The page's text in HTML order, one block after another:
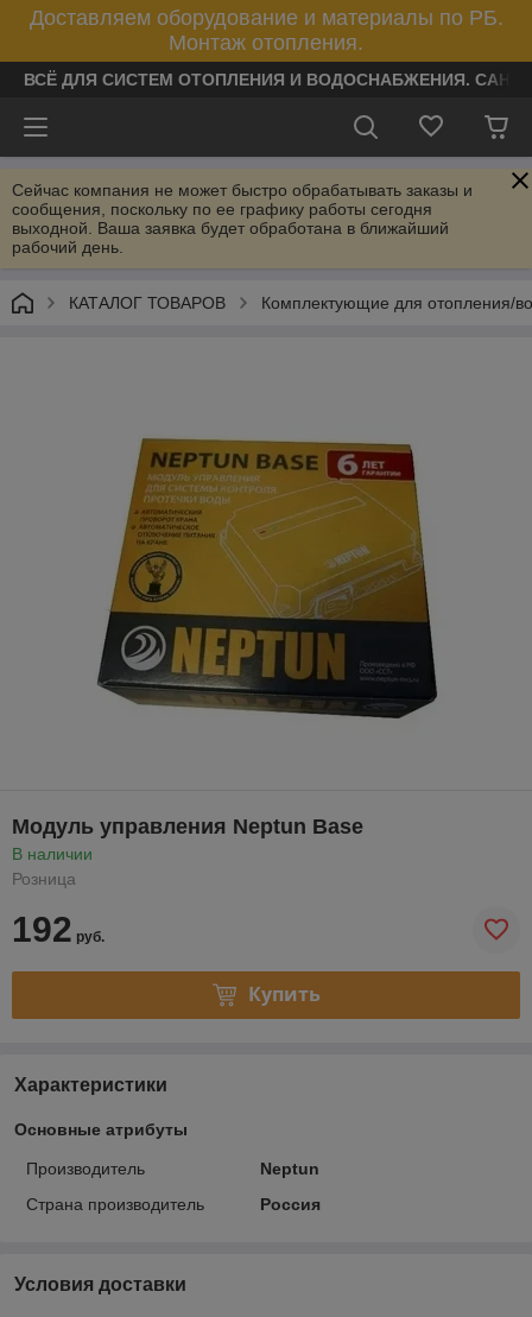
Доставляем оборудование и материалы по РБ.
Монтаж отопления.
ВСЁ ДЛЯ СИСТЕМ ОТОПЛЕНИЯ И ВОДОСНАБЖЕНИЯ.
Сейчас компания не может быстро обрабатывать заказы и
сообщения, поскольку по ее графику работы сегодня
выходной. Ваша заявка будет обработана в ближайший
рабочий день.
КАТАЛОГ ТОВАРОВ Комплектующие для отопления/
Модуль управления Neptun Base
В наличии
Розница
192 руб.
Купить
Характеристики
Основные атрибуты
Производитель
Neptun
Страна производитель
Россия
Условия доставки